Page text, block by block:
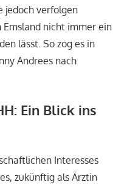
jedoch verfolgen
Emsland nicht immer ein
lässt. So zog es in
Andrees nach
Ein Blick ins
Interesses
zukünftig als Ärztin